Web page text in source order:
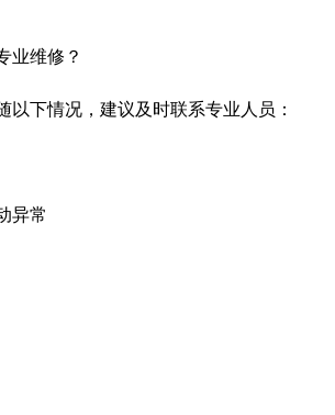
业维修？
以下情况，建议及时联系专业人员：
异常